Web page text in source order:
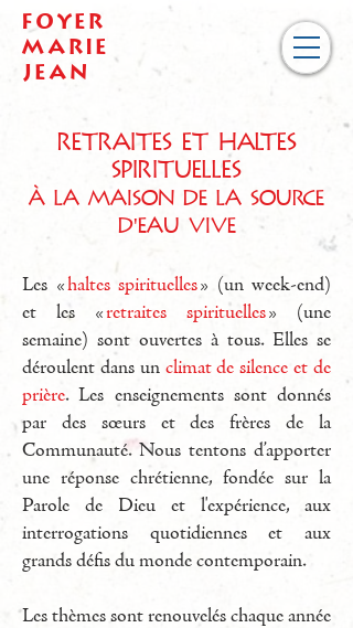
Foyer
Marie
Jean
Retraites et haltes
spirituelles
à la Maison de la Source
d'Eau Vive
Les «haltes spirituelles» (un week-end)
et les «retraites spirituelles» (une
semaine) sont ouvertes à tous. Elles se
déroulent dans un climat de silence et de
prière. Les enseignements sont donnés
par des sœurs et des frères de la
Communauté. Nous tentons d’apporter
une réponse chrétienne, fondée sur la
Parole de Dieu et l'expérience, aux
interrogations quotidiennes et aux
grands défis du monde contemporain.
Les thèmes sont renouvelés chaque année